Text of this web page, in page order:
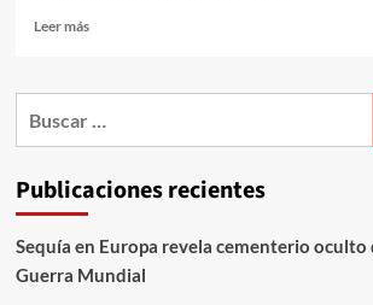
Leer más
Publicaciones recientes
Sequía en Europa revela cementerio oculto
Guerra Mundial